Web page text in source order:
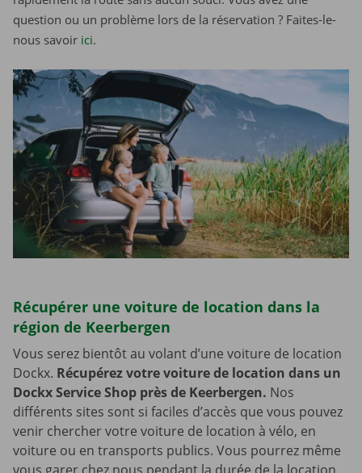
question ou un problème lors de la réservation ? Faites-le-
nous savoir ici.
Récupérer une voiture de location dans la
région de Keerbergen
Vous serez bientôt au volant d’une voiture de location
Dockx. Récupérez votre voiture de location dans un
Dockx Service Shop près de Keerbergen. Nos
différents sites sont si faciles d’accès que vous pouvez
venir chercher votre voiture de location à vélo, en
voiture ou en transports publics. Vous pourrez même